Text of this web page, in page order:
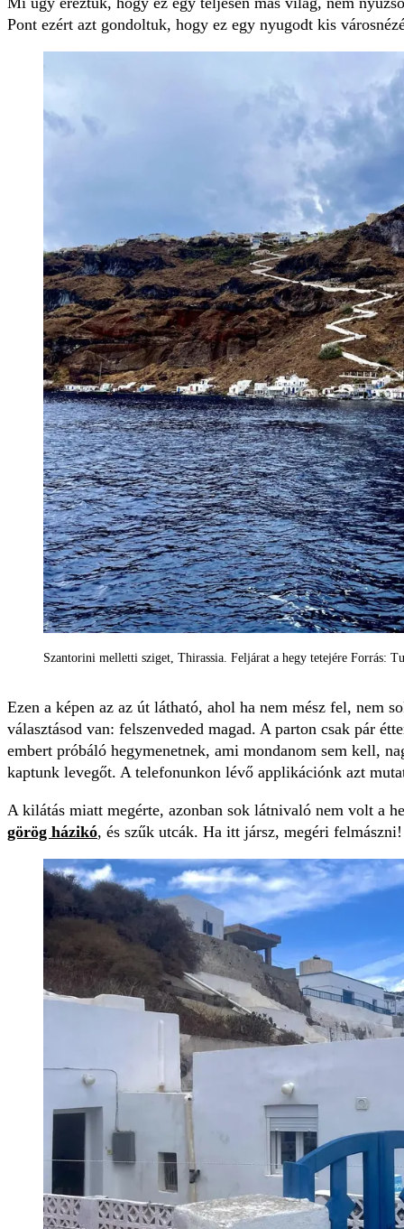
Pont ezért azt gondoltuk, hogy ez egy nyugodt kis
Szantorini melletti sziget, Thirassia. Feljárat a hegy tetejére Forrás:
Ezen a képen az az út látható, ahol ha nem mész fel, nem
választásod van: felszenveded magad. A parton csak pár
embert próbáló hegymenetnek, ami mondanom sem kell,
kaptunk levegőt. A telefonunkon lévő applikációnk azt
A kilátás miatt megérte, azonban sok látnivaló nem volt a
görög házikó, és szűk utcák. Ha itt jársz, megéri felmászni!